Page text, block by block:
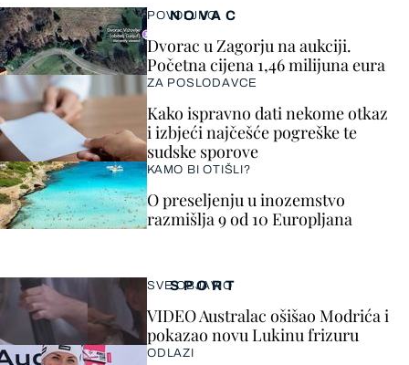
SPORT
SVE OBJAVIO
VIDEO Australac ošišao Modrića i
pokazao novu Lukinu frizuru
ODLAZI
NOVAC
POVOLJNO
Dvorac u Zagorju na aukciji.
Početna cijena 1,46 milijuna eura
ZA POSLODAVCE
Kako ispravno dati nekome otkaz
i izbjeći najčešće pogreške te
sudske sporove
KAMO BI OTIŠLI?
O preseljenju u inozemstvo
razmišlja 9 od 10 Europljana